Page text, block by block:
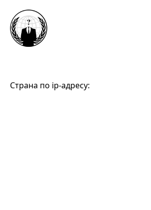
Страна по ip-адресу: